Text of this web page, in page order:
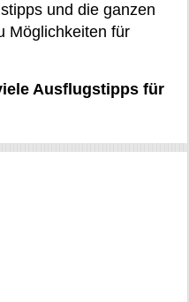
und die ganzen
Möglichkeiten für
Ausflugstipps für